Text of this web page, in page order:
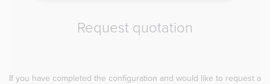
Request quotation
If you have completed the configuration and would like to request a